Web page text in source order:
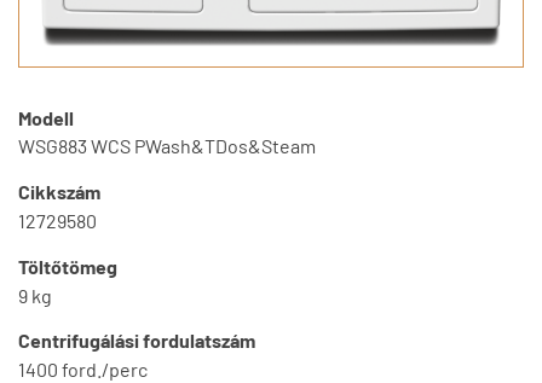
Modell
WSG883 WCS PWash&TDos&Steam
Cikkszám
12729580
Töltőtömeg
9 kg
Centrifugálási fordulatszám
1400 ford./perc